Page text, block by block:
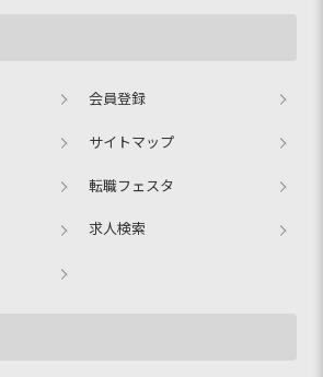
会員登録
サイトマップ
転職フェスタ
求人検索